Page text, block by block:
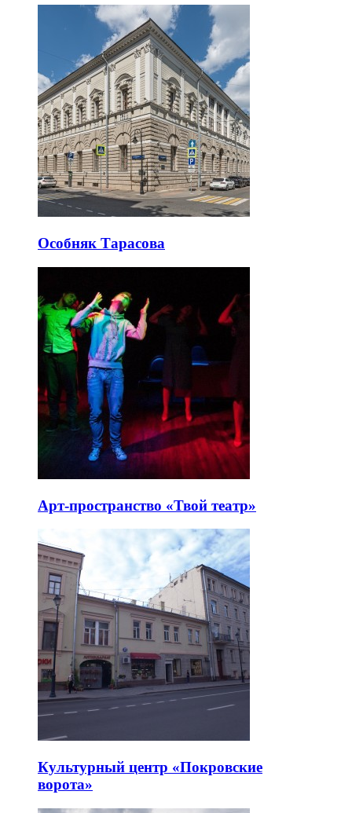
Особняк Тарасова
Арт-пространство «Твой театр»
Культурный центр «Покровские
ворота»